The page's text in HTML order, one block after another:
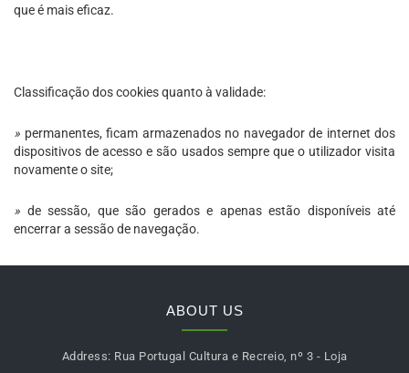
que é mais eficaz.
Classificação dos cookies quanto à validade:
» permanentes, ficam armazenados no navegador de internet dos
dispositivos de acesso e são usados sempre que o utilizador visita
novamente o site;
» de sessão, que são gerados e apenas estão disponíveis até
encerrar a sessão de navegação.
ABOUT US
Address: Rua Portugal Cultura e Recreio, nº 3 - Loja